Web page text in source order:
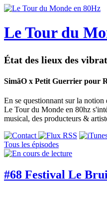
Le Tour du
État des lieux des
SimãO x Petit Guerrier pour
En se questionnant sur la
Le Tour du Monde en 80hz
musical, des producteurs &
Tous les épisodes
#68 Festival Le